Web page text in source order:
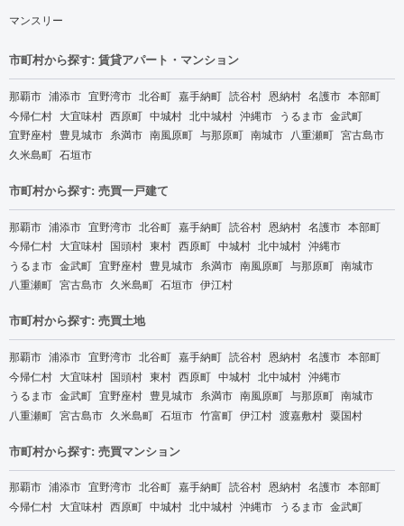
マンスリー
市町村から探す: 賃貸アパート・マンション
那覇市 浦添市 宜野湾市 北谷町 嘉手納町 読谷村 恩納村 名護市 本部町
今帰仁村 大宜味村 西原町 中城村 北中城村 沖縄市 うるま市 金武町
宜野座村 豊見城市 糸満市 南風原町 与那原町 南城市 八重瀬町 宮古島市
久米島町 石垣市
市町村から探す: 売買一戸建て
那覇市 浦添市 宜野湾市 北谷町 嘉手納町 読谷村 恩納村 名護市 本部町
今帰仁村 大宜味村 国頭村 東村 西原町 中城村 北中城村 沖縄市
うるま市 金武町 宜野座村 豊見城市 糸満市 南風原町 与那原町 南城市
八重瀬町 宮古島市 久米島町 石垣市 伊江村
市町村から探す: 売買土地
那覇市 浦添市 宜野湾市 北谷町 嘉手納町 読谷村 恩納村 名護市 本部町
今帰仁村 大宜味村 国頭村 東村 西原町 中城村 北中城村 沖縄市
うるま市 金武町 宜野座村 豊見城市 糸満市 南風原町 与那原町 南城市
八重瀬町 宮古島市 久米島町 石垣市 竹富町 伊江村 渡嘉敷村 粟国村
市町村から探す: 売買マンション
那覇市 浦添市 宜野湾市 北谷町 嘉手納町 読谷村 恩納村 名護市 本部町
今帰仁村 大宜味村 西原町 中城村 北中城村 沖縄市 うるま市 金武町